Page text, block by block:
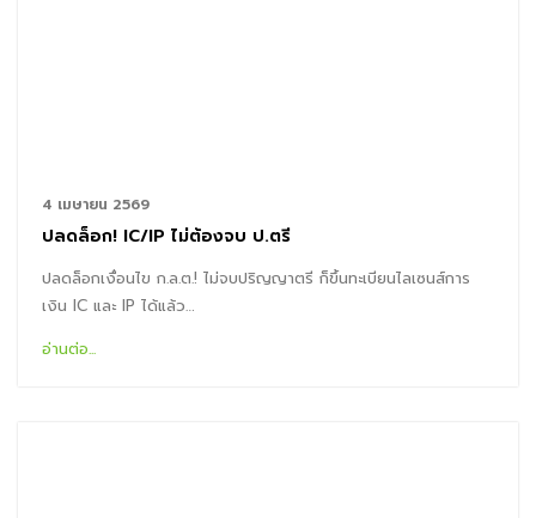
4 เมษายน 2569
ปลดล็อก! IC/IP ไม่ต้องจบ ป.ตรี
ปลดล็อกเงื่อนไข ก.ล.ต.! ไม่จบปริญญาตรี ก็ขึ้นทะเบียนไลเซนส์การ
เงิน IC และ IP ได้แล้ว…
อ่านต่อ...